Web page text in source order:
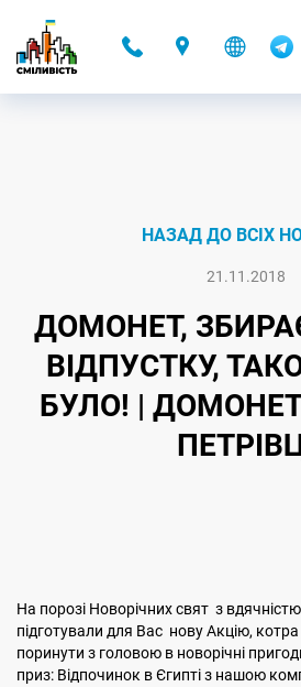
НАЗАД ДО ВСІХ
21.11.2018
ДОМОНЕТ,
ВІДПУСТКУ,
БУЛО! |
На порозі Новорічних свят з
підготували для Вас нову Акцію,
поринути з головою в новорічні
приз: Відпочинок в Єгипті з нашою